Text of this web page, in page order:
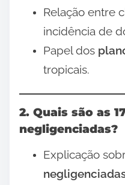
Relação entre
incidência de
Papel dos
tropicais.
2. Quais são as
negligenciadas?
Explicação